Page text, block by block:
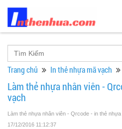
Trang chủ In thẻ nhựa mã vạch
Làm thẻ nhựa nhân viên -
vạch
Làm thẻ nhựa nhân viên - Qrcode - in thẻ
17/12/2016 11:12:37